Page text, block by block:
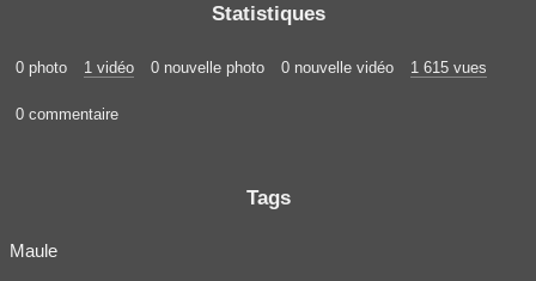
Statistiques
0 photo 1 vidéo 0 nouvelle photo 0 nouvelle vidéo 1 615 vues
0 commentaire
Tags
Maule